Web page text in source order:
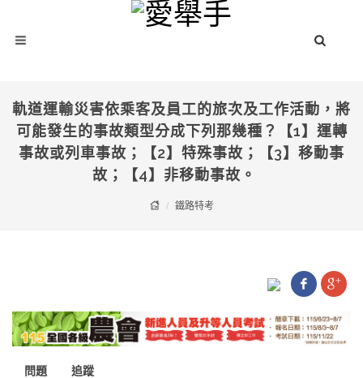
軌道運輸災害依乘客及員工的旅次及工作活動，將
可能發生的事故類型分成下列那幾種？【1】運轉
事故或列車事故；【2】特殊事故；【3】移動事
故；【4】非移動事故。
鐵路特考
問題 追蹤